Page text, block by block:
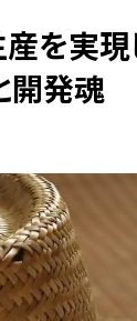
産を実
開発魂